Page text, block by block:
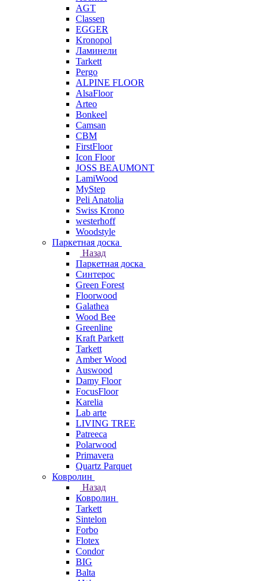
AGT
Classen
EGGER
Kronopol
Ламинели
Tarkett
Pergo
ALPINE FLOOR
AlsaFloor
Arteo
Bonkeel
Camsan
CBM
FirstFloor
Icon Floor
JOSS BEAUMONT
LamiWood
MyStep
Peli Anatolia
Swiss Krono
westerhoff
Woodstyle
Паркетная доска
Назад
Паркетная доска
Синтерос
Green Forest
Floorwood
Galathea
Wood Bee
Greenline
Kraft Parkett
Tarkett
Amber Wood
Auswood
Damy Floor
FocusFloor
Karelia
Lab arte
LIVING TREE
Patreeca
Polarwood
Primavera
Quartz Parquet
Ковролин
Назад
Ковролин
Tarkett
Sintelon
Forbo
Flotex
Condor
BIG
Balta